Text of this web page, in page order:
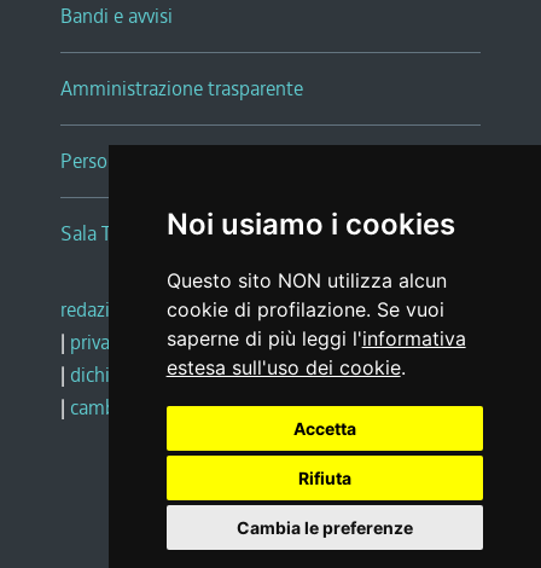
Noi usiamo i cookies
Questo sito NON utilizza alcun
cookie di profilazione. Se vuoi
saperne di più leggi l'informativa
estesa sull'uso dei cookie.
Accetta
Rifiuta
Cambia le preferenze
Bandi e avvisi
Amministrazione trasparente
Persone e Uffici
Sala Tiziano Tessitori
redazione web |note legali |glossario
| privacy
social media policy
| dichiarazione di accessibilità |feedback
| cambio preferenze cookie
Realizzato da